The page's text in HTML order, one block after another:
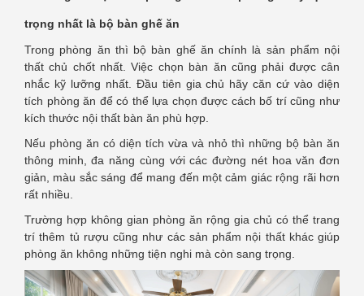
trọng nhất là bộ bàn ghế ăn
Trong phòng ăn thì bộ bàn ghế ăn chính là sản phẩm nội
thất chủ chốt nhất. Việc chọn bàn ăn cũng phải được cân
nhắc kỹ lưỡng nhất. Đầu tiên gia chủ hãy căn cứ vào diện
tích phòng ăn để có thể lựa chọn được cách bố trí cũng như
kích thước nội thất bàn ăn phù hợp.
Nếu phòng ăn có diện tích vừa và nhỏ thì những bộ bàn ăn
thông minh, đa năng cùng với các đường nét hoa văn đơn
giản, màu sắc sáng để mang đến một cảm giác rộng rãi hơn
rất nhiều.
Trường hợp không gian phòng ăn rộng gia chủ có thể trang
trí thêm tủ rượu cũng như các sản phẩm nội thất khác giúp
phòng ăn không những tiện nghi mà còn sang trọng.